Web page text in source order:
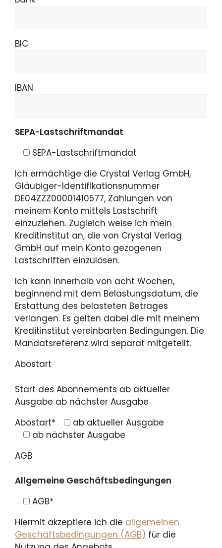
BIC
IBAN
SEPA-Lastschriftmandat
SEPA-Lastschriftmandat
Ich ermächtige die Crystal Verlag GmbH,
Gläubiger-Identifikationsnummer
DE04ZZZ00001410577, Zahlungen von
meinem Konto mittels Lastschrift
einzuziehen. Zugleich weise ich mein
Kreditinstitut an, die von Crystal Verlag
GmbH auf mein Konto gezogenen
Lastschriften einzulösen.
Ich kann innerhalb von acht Wochen,
beginnend mit dem Belastungsdatum, die
Erstattung des belasteten Betrages
verlangen. Es gelten dabei die mit meinem
Kreditinstitut vereinbarten Bedingungen. Die
Mandatsreferenz wird separat mitgeteilt.
Abostart
Start des Abonnements ab aktueller
Ausgabe ab nächster Ausgabe
Abostart*
ab aktueller Ausgabe
ab nächster Ausgabe
AGB
Allgemeine Geschäftsbedingungen
AGB*
Hiermit akzeptiere ich die allgemeinen
Geschäftsbedingungen (AGB) für die